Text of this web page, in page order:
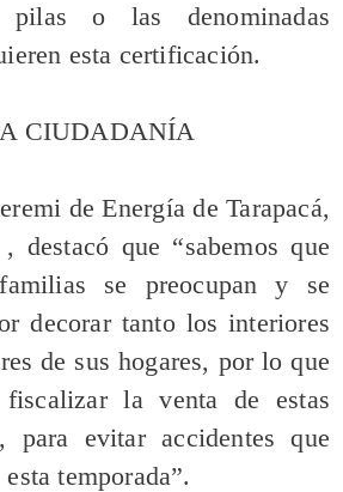
pilas o las denominadas
esta certificación.
CIUDADANÍA
de Energía de Tarapacá,
destacó que “sabemos que
se preocupan y se
decorar tanto los interiores
de sus hogares, por lo que
fiscalizar la venta de estas
para evitar accidentes que
temporada”.